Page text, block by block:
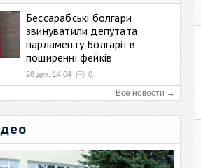
Бессарабські болгари
звинуватили депутата
парламенту Болгарії в
поширенні фейків
28 дек, 14:04 0
Все новости →